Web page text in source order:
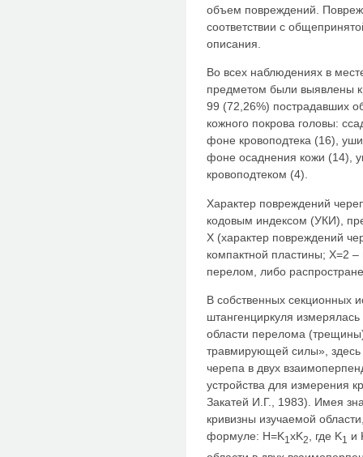
объем повреждений.
соответствии с
описания.
Во всех наблюдениях в
предметом были выявлены
99 (72,26%) пострадавших
кожного покрова головы:
фоне кровоподтека (16),
фоне осаднения кожи (14),
кровоподтеком (4).
Характер повреждений
кодовым индексом (УКИ),
Х (характер повреждений
компактной пластины; Х=2
перелом, либо
В собственных секционных
штангенциркуля
области перелома
травмирующей силы», здесь
черепа в двух
устройства для измерения
Закатей И.Г., 1983). Имея
кривизны изучаемой
формуле: H=K1xK2, где K1 и